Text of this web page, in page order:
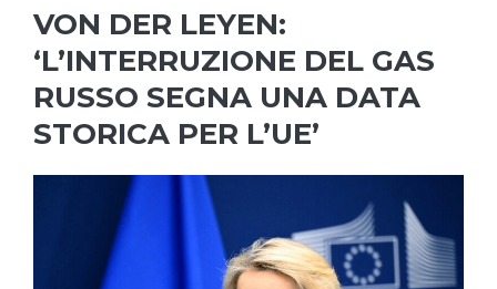
VON DER LEYEN:
‘L’INTERRUZIONE DEL GAS
RUSSO SEGNA UNA DATA
STORICA PER L’UE’